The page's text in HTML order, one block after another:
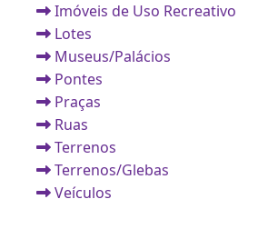
Imóveis de Uso Recreativo
Lotes
Museus/Palácios
Pontes
Praças
Ruas
Terrenos
Terrenos/Glebas
Veículos